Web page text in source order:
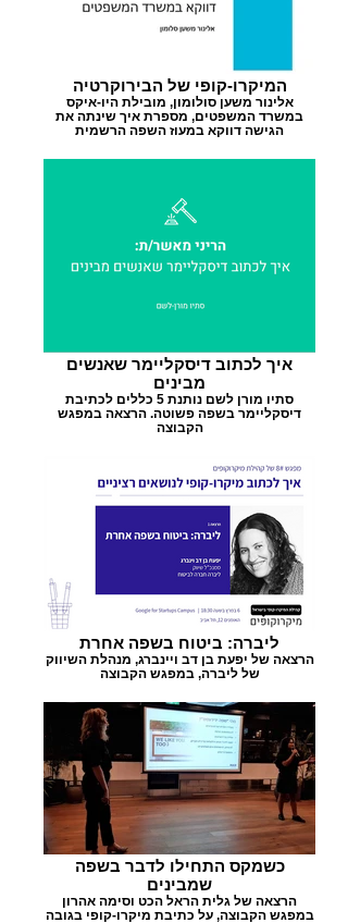
המיקרו-קופי של הבירוקרטיה
אלינור משען סולומון, מובילת היו-איקס
במשרד המשפטים, מספרת איך שינתה את
הגישה דווקא במעוז השפה הרשמית
איך לכתוב דיסקליימר שאנשים
מבינים
סתיו מורן לשם נותנת 5 כללים לכתיבת
דיסקליימר בשפה פשוטה. הרצאה במפגש
הקבוצה
ליברה: ביטוח בשפה אחרת
הרצאה של יפעת בן דב ויינברג, מנהלת השיווק
של ליברה, במפגש הקבוצה
כשמקס התחילו לדבר בשפה
שמבינים
הרצאה של גלית הראל הכט וסימה אהרון
במפגש הקבוצה, על כתיבת מיקרו-קופי בגובה